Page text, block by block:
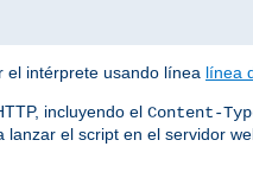
el intérprete usando línea línea
incluyendo el Content-
lanzar el script en el servidor